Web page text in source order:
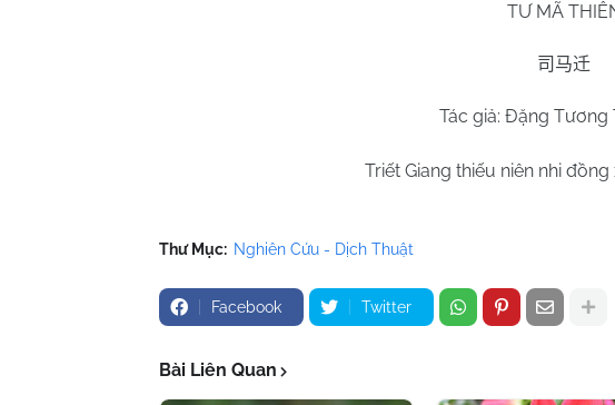
TƯ MÃ
司马迁
Tác giả: Đặng Tương
Triết Giang thiếu niên nhi
Thư Mục: Nghiên Cứu - Dịch Thuật
Facebook Twitter
Bài Liên Quan